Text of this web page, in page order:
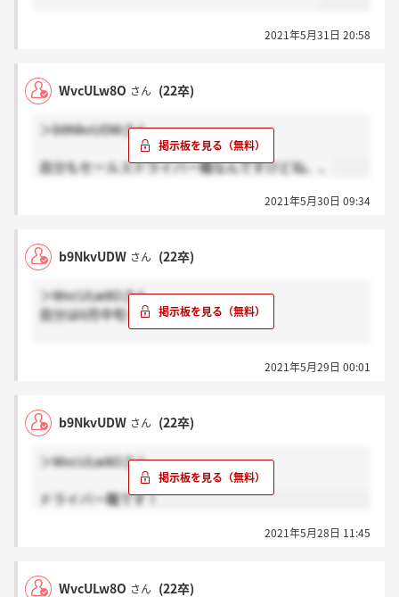
2021年5月31日 20:58
WvcULw8O さん (22卒)
＞b9NkvUDWさん
自分もセールスドライバー職なんですけどね、、
2021年5月30日 09:34
b9NkvUDW さん (22卒)
＞WvcULw8Oさん
自分は6月中旬って言われました、、
2021年5月29日 00:01
b9NkvUDW さん (22卒)
＞WvcULw8Oさん
ドライバー職です！
2021年5月28日 11:45
WvcULw8O さん (22卒)